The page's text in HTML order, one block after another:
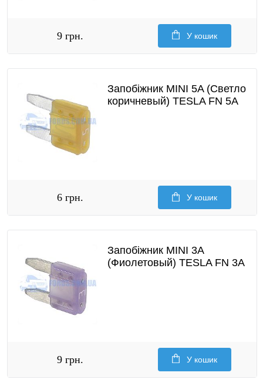
9 грн. У кошик
Запобіжник MINI 5A (Светло
коричневый) TESLA FN 5A
6 грн. У кошик
Запобіжник MINI 3A
(Фиолетовый) TESLA FN 3A
9 грн. У кошик